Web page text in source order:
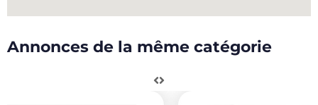
Annonces de la même catégorie